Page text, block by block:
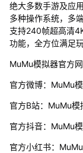
绝大多数手游及应
多种操作系统，多
支持240帧超高清
功能，全方位满足
MuMu模拟器官方网
官方微博：MuMu
官方B站：MuMu
官方抖音：MuMu
官方小红书：